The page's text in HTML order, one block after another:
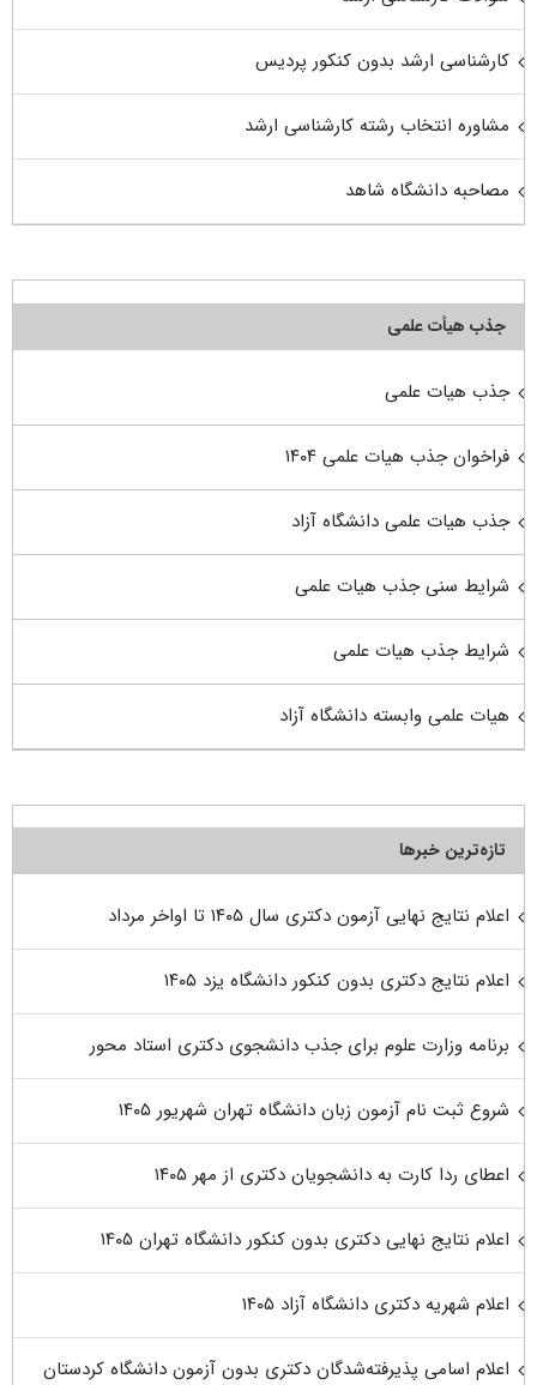
کارشناسی ارشد بدون کنکور پردیس
مشاوره انتخاب رشته کارشناسی ارشد
مصاحبه دانشگاه شاهد
جذب هیأت علمی
جذب هیات علمی
فراخوان جذب هیات علمی ۱۴۰۴
جذب هیات علمی دانشگاه آزاد
شرایط سنی جذب هیات علمی
شرایط جذب هیات علمی
هیات علمی وابسته دانشگاه آزاد
تازه‌ترین خبرها
اعلام نتایج نهایی آزمون دکتری سال ۱۴۰۵ تا اواخر مرداد
اعلام نتایج دکتری بدون کنکور دانشگاه یزد ۱۴۰۵
برنامه وزارت علوم برای جذب دانشجوی دکتری استاد محور
شروع ثبت نام آزمون زبان دانشگاه تهران شهریور ۱۴۰۵
اعطای ردا کارت به دانشجویان دکتری از مهر ۱۴۰۵
اعلام نتایج نهایی دکتری بدون کنکور دانشگاه تهران ۱۴۰۵
اعلام شهریه دکتری دانشگاه آزاد ۱۴۰۵
اعلام اسامی پذیرفته‌شدگان دکتری بدون آزمون دانشگاه کردستان